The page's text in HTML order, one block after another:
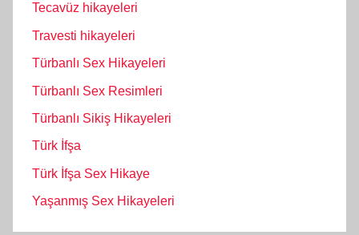
Tecavüz hikayeleri
Travesti hikayeleri
Türbanlı Sex Hikayeleri
Türbanlı Sex Resimleri
Türbanlı Sikiş Hikayeleri
Türk İfşa
Türk İfşa Sex Hikaye
Yaşanmış Sex Hikayeleri